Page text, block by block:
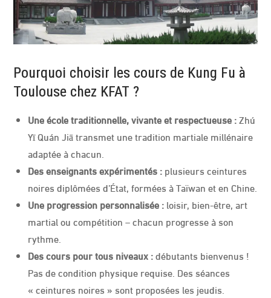
Pourquoi choisir les cours de Kung Fu à
Toulouse chez KFAT ?
Une école traditionnelle, vivante et respectueuse :Zhú
Yī Quán Jiā transmet une tradition martiale millénaire
adaptée à chacun.
Des enseignants expérimentés : plusieurs ceintures
noires diplômées d’État, formées à Taïwan et en Chine.
Une progression personnalisée : loisir, bien-être, art
martial ou compétition – chacun progresse à son
rythme.
Des cours pour tous niveaux :débutants bienvenus !
Pas de condition physique requise. Des séances
« ceintures noires » sont proposées les jeudis.